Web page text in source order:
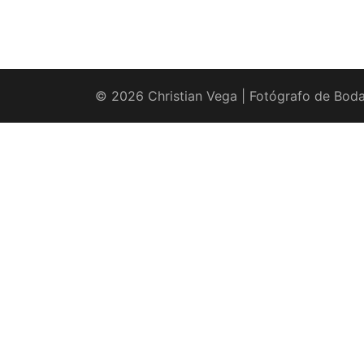
© 2026 Christian Vega | Fotógrafo de